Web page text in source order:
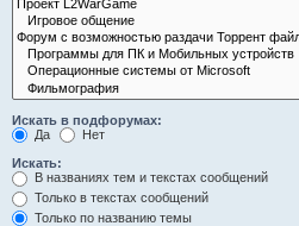
Искать в подфорумах:
Да
Нет
Искать:
В названиях тем и текстах сообщений
Только в текстах сообщений
Только по названию темы